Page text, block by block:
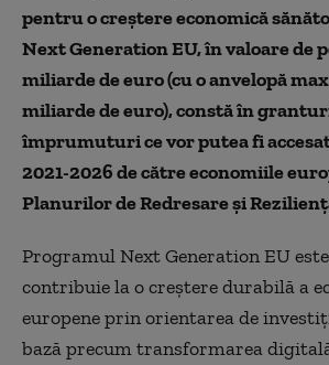
pentru o creștere economică
Next Generation EU, în valoare de
miliarde de euro (cu o anvelopă
miliarde de euro), constă în
împrumuturi ce vor putea fi
2021-2026 de către economiile
Planurilor de Redresare și
Programul Next Generation EU
contribuie la o creștere durabilă a
europene prin orientarea de
bază precum transformarea